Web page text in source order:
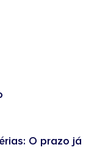
O prazo já